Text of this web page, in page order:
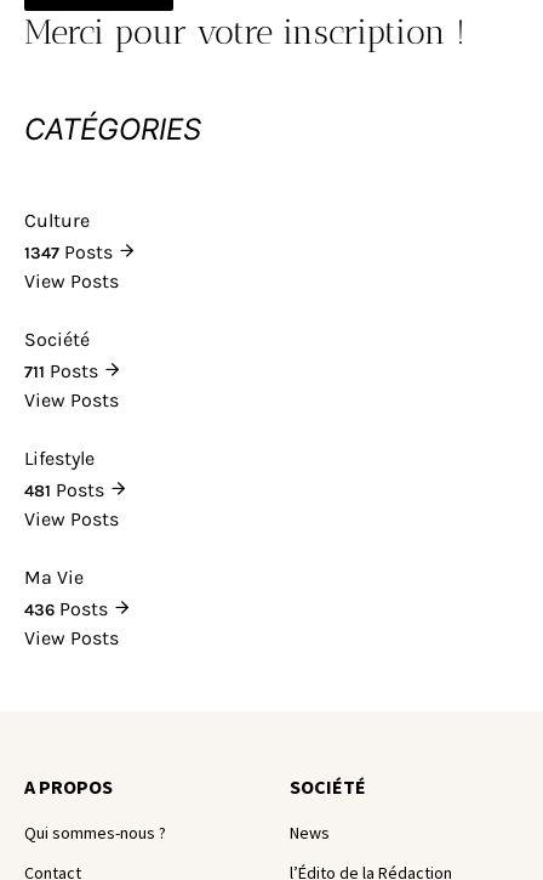
Merci pour votre inscription !
CATÉGORIES
Culture
1347 Posts
View Posts
Société
711 Posts
View Posts
Lifestyle
481 Posts
View Posts
Ma Vie
436 Posts
View Posts
A PROPOS
Qui sommes-nous ?
Contact
SOCIÉTÉ
News
l’Édito de la Rédaction